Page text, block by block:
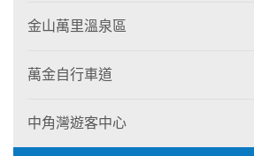
金山萬里溫泉區
萬金自行車道
中角灣遊客中心